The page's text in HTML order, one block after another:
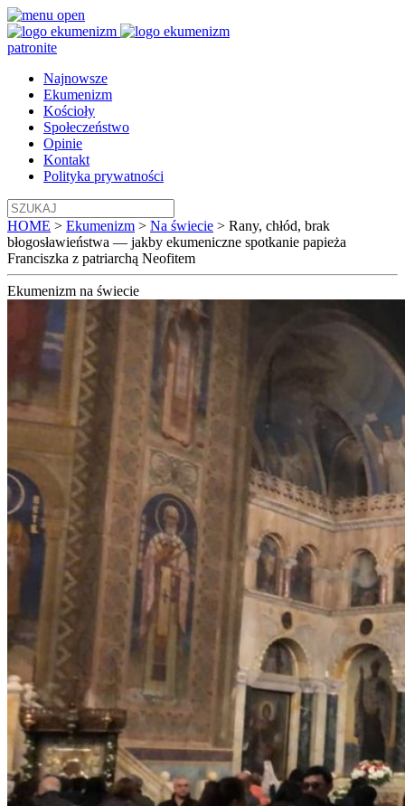
patronite
Najnowsze
Ekumenizm
Kościoły
Społeczeństwo
Opinie
Kontakt
Polityka prywatności
HOME > Ekumenizm > Na świecie > Rany, chłód, brak
błogosławieństwa — jakby ekumeniczne spotkanie papieża
Franciszka z patriarchą Neofitem
Ekumenizm na świecie